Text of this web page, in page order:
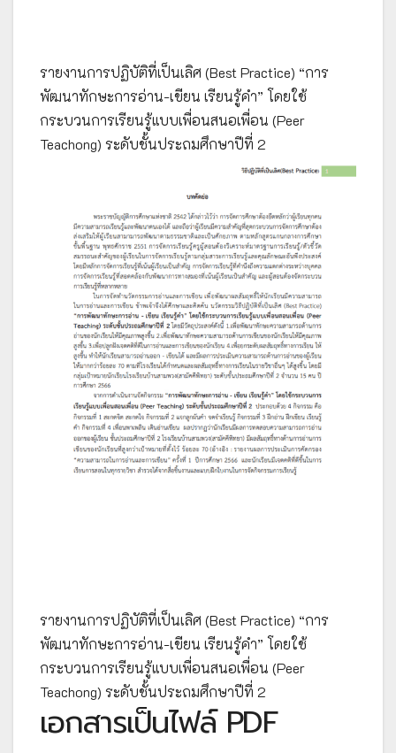
รายงานการปฏิบัติที่เป็นเลิศ (Best Practice) “การ
พัฒนาทักษะการอ่าน-เขียน เรียนรู้คำ” โดยใช้
กระบวนการเรียนรู้แบบเพื่อนสนอเพื่อน (Peer
Teachong) ระดับชั้นประถมศึกษาปีที่ 2
รายงานการปฏิบัติที่เป็นเลิศ (Best Practice) “การ
พัฒนาทักษะการอ่าน-เขียน เรียนรู้คำ” โดยใช้
กระบวนการเรียนรู้แบบเพื่อนสนอเพื่อน (Peer
Teachong) ระดับชั้นประถมศึกษาปีที่ 2
เอกสารเป็นไฟล์ PDF